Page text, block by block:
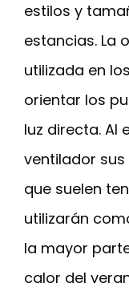
estilos y
estancias. La
utilizada en
orientar los
luz directa. Al
ventilador
que suelen
utilizarán
la mayor
calor del